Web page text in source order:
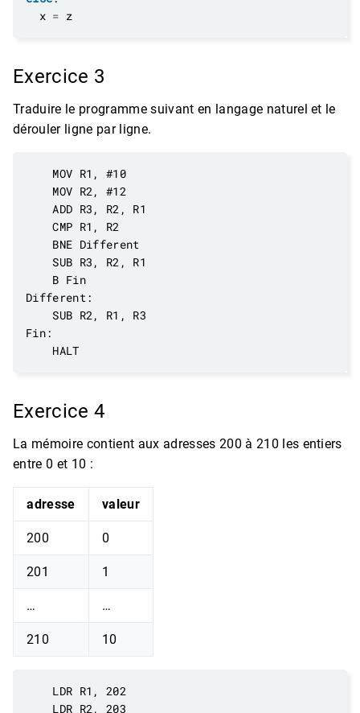
  x
=
Exercice 3
Traduire le programme suivant en langage naturel et le
dérouler ligne par ligne.
    MOV R1, #10
    MOV R2, #12
    B Fin
Exercice 4
La mémoire contient aux adresses 200 à 210 les entiers
entre 0 et 10 :
adresse valeur
200 0
201 1
… …
210 10
    LDR R1, 202